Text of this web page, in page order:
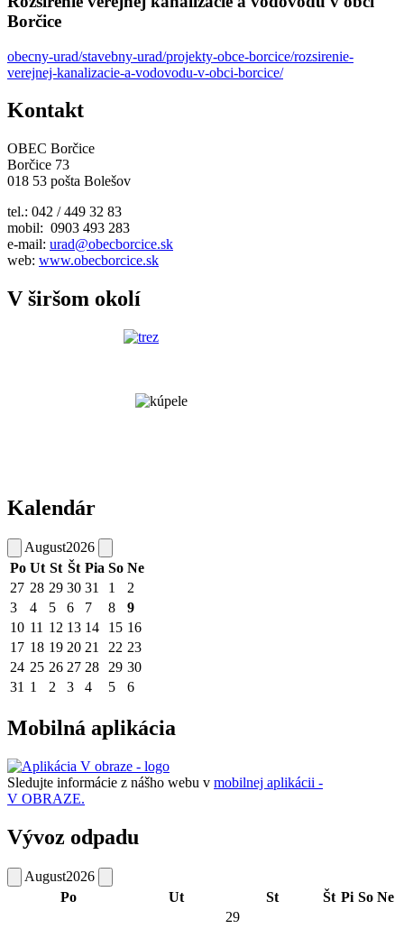
Borčice
obecny-urad/stavebny-urad/projekty-obce-borcice/rozsirenie-
verejnej-kanalizacie-a-vodovodu-v-obci-borcice/
Kontakt
OBEC Borčice
Borčice 73
018 53 pošta Bolešov
tel.: 042 / 449 32 83
mobil: 0903 493 283
e-mail: urad@obecborcice.sk
web: www.obecborcice.sk
V širšom okolí
Kalendár
August2026
Po Ut St Št Pia So Ne
27 28 29 30 31 1
2
3
4 5 6 7 8
9
10 11 12 13 14 15 16
17 18 19 20 21 22 23
24 25 26 27 28 29 30
31 1 2 3 4 5 6
Mobilná aplikácia
Sledujte informácie z nášho webu v mobilnej aplikácii -
V OBRAZE.
Vývoz odpadu
August2026
Po
Ut St Št Pi So Ne
29